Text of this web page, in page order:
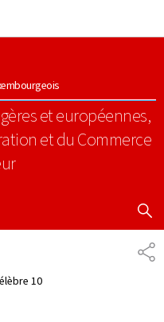
et européennes,
et du Commerce
10